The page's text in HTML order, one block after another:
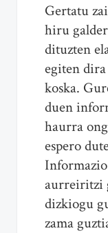
Gertatu
hiru
dituzten
egiten dira
koska.
duen
haurra
espero
aurreiritzi
dizkiogu
zama